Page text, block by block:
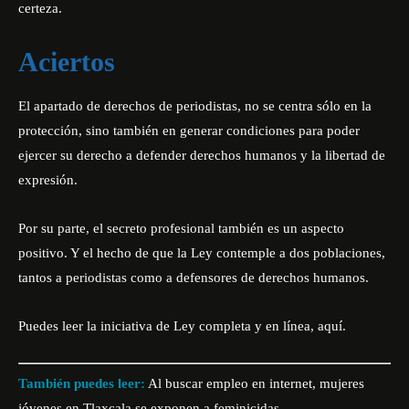
certeza.
Aciertos
El apartado de derechos de periodistas, no se centra sólo en la
protección, sino también en generar condiciones para poder
ejercer su derecho a defender derechos humanos y la libertad de
expresión.
Por su parte, el secreto profesional también es un aspecto
positivo. Y el hecho de que la Ley contemple a dos poblaciones,
tantos a periodistas como a defensores de derechos humanos.
Puedes leer la iniciativa de Ley completa y en línea, aquí.
También puedes leer: Al buscar empleo en internet, mujeres